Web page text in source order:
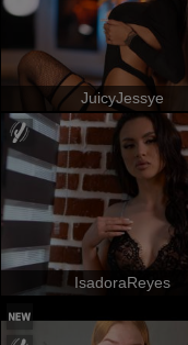
JuicyJessye
IsadoraReyes